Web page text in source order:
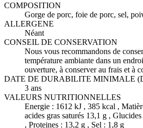
COMPOSITION
Gorge de porc, foie de porc, sel,
ALLERGENE
Néant
CONSEIL DE CONSERVATION
Nous vous recommandons de
température ambiante dans un
ouverture, à conserver au frais et à
DATE DE DURABILITE MINIMALE
3 ans
VALEURS NUTRITIONNELLES
Energie : 1612 kJ , 385 kcal ,
acides gras saturés 13,1 g ,
, Proteines : 13,2 g , Sel : 1,8 g